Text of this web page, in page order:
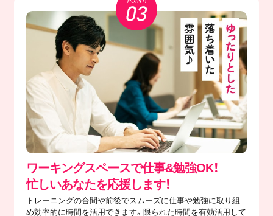
ワーキングスペースで仕事&勉強OK！
忙しいあなたを応援します！
トレーニングの合間や前後でスムーズに仕事や勉強に取り組
め効率的に時間を活用できます。限られた時間を有効活用して